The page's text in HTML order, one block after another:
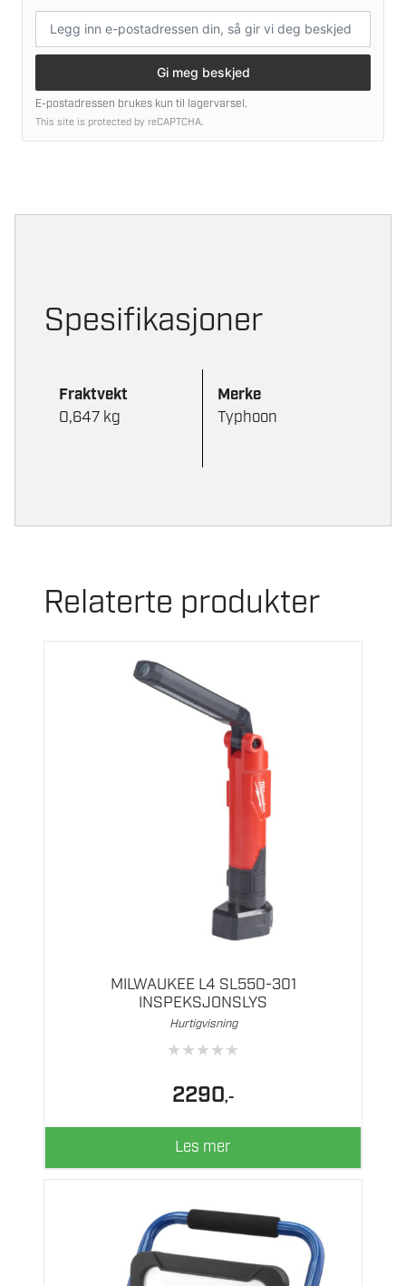
postadresse
Gi meg beskjed
E-postadressen brukes kun til lagervarsel.
This site is protected by reCAPTCHA.
Spesifikasjoner
Fraktvekt
0,647 kg
Merke
Typhoon
Relaterte produkter
MILWAUKEE L4 SL550-301
INSPEKSJONSLYS
Hurtigvisning
★★★★★
2290,-
Les mer